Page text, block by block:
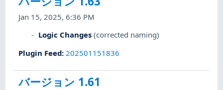
Jan 15, 2025, 6:36 PM
Logic Changes (corrected naming)
Plugin Feed: 202501151836
バージョン 1.61